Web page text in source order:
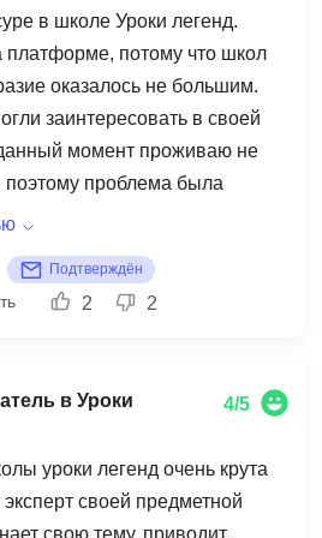
и ничего не пропустить -
как заставить себя начать
от прокрастинации?
но непонятно где искать
одновременно, знания
знания особо не
уроки легенд
в школе Уроки легенд.
платформе, потому что школ
оказалось не большим.
заинтересовать в своей
момент проживаю не
проблема была
обучения. Чтобы курс
на 4, но
отличный курс. Стоит
очень. Базу в течении
в принципе достойную,
в этой сфере сейчас стоят
режиссёром - нужны
Подтверждён
2 2
в Уроки
4/5
уроки легенд очень крута
эксперт своей предметной
свою тему, приводит